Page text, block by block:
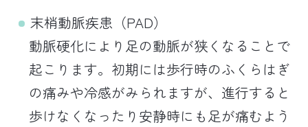
末梢動脈疾患（PAD）
動脈硬化により足の動脈が狭くなることで
起こります。初期には歩行時のふくらはぎ
の痛みや冷感がみられますが、進行すると
歩けなくなったり安静時にも足が痛むよう